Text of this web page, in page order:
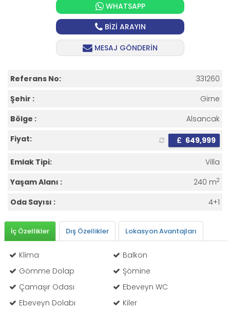
WHATSAPP
BİZİ ARAYIN
MESAJ GÖNDERİN
Referans No:
331260
Şehir :
Girne
Bölge :
Alsancak
Fiyat:
£ 649,999
Emlak Tipi:
Villa
Yaşam Alanı :
240 m2
Oda Sayısı : 4+1
İç Özellikler Dış Özellikler Lokasyon Avantajları
Klima
Balkon
Gömme Dolap
Şömine
Çamaşır Odası
Ebeveyn WC
Ebeveyn Dolabı
Kiler